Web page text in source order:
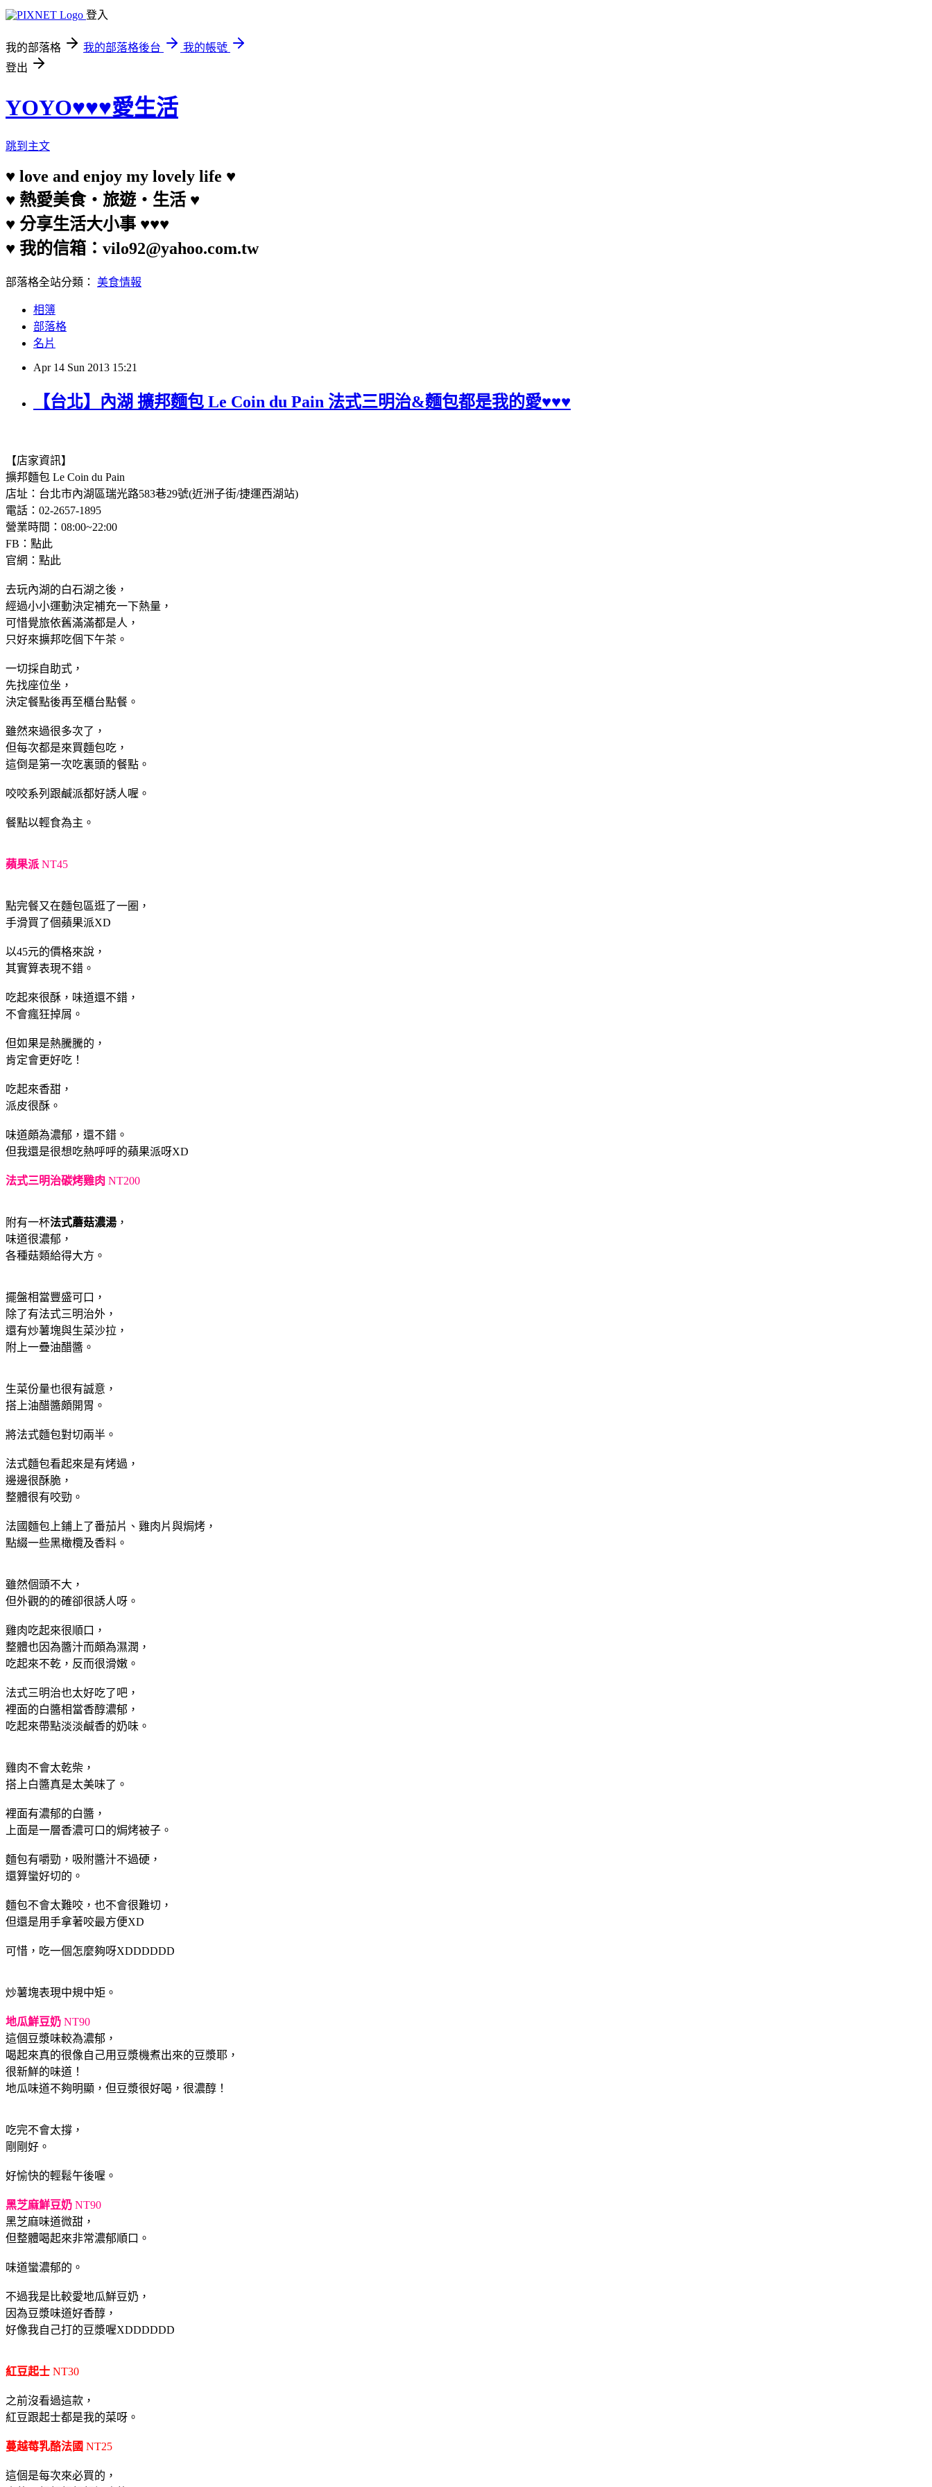
登入
我的部落格 我的部落格後台
我的帳號
登出
YOYO♥♥♥愛生活
跳到主文
♥ love and enjoy my lovely life ♥
♥ 熱愛美食‧旅遊‧生活 ♥
♥ 分享生活大小事 ♥♥♥
♥ 我的信箱：vilo92@yahoo.com.tw
部落格全站分類： 美食情報
相簿
部落格
名片
Apr 14 Sun 2013 15:21
【台北】內湖 擴邦麵包 Le Coin du Pain 法式三明治&麵包都是我的愛♥♥♥
【店家資訊】
擴邦麵包 Le Coin du Pain
店址： 台北市內湖區瑞光路583巷29號(近洲子街/捷運西湖站)
電話：02-2657-1895
營業時間：08:00~22:00
FB：點此
官網：點此
去玩內湖的白石湖之後，
經過小小運動決定補充一下熱量，
可惜覺旅依舊滿滿都是人，
只好來擴邦吃個下午茶。
一切採自助式，
先找座位坐，
決定餐點後再至櫃台點餐。
雖然來過很多次了，
但每次都是來買麵包吃，
這倒是第一次吃裏頭的餐點。
咬咬系列跟鹹派都好誘人喔。
餐點以輕食為主。
蘋果派 NT45
點完餐又在麵包區逛了一圈，
手滑買了個蘋果派XD
以45元的價格來說，
其實算表現不錯。
吃起來很酥，味道還不錯，
不會瘋狂掉屑。
但如果是熱騰騰的，
肯定會更好吃！
吃起來香甜，
派皮很酥。
味道頗為濃郁，還不錯。
但我還是很想吃熱呼呼的蘋果派呀XD
法式三明治碳烤雞肉 NT200
附有一杯法式蘑菇濃湯 ，
味道很濃郁，
各種菇類給得大方。
擺盤相當豐盛可口，
除了有法式三明治外，
還有炒薯塊與生菜沙拉，
附上一疊油醋醬。
生菜份量也很有誠意，
搭上油醋醬頗開胃。
將法式麵包對切兩半。
法式麵包看起來是有烤過，
邊邊很酥脆，
整體很有咬勁。
法國麵包上鋪上了番茄片、雞肉片與焗烤，
點綴一些黑橄欖及香料。
雖然個頭不大，
但外觀的的確卻很誘人呀。
雞肉吃起來很順口，
整體也因為醬汁而頗為濕潤，
吃起來不乾，反而很滑嫩。
法式三明治也太好吃了吧，
裡面的白醬相當香醇濃郁，
吃起來帶點淡淡鹹香的奶味。
雞肉不會太乾柴，
搭上白醬真是太美味了。
裡面有濃郁的白醬，
上面是一層香濃可口的焗烤被子。
麵包有嚼勁，吸附醬汁不過硬，
還算蠻好切的。
麵包不會太難咬，也不會很難切，
但還是用手拿著咬最方便XD
可惜，吃一個怎麼夠呀XDDDDDD
炒薯塊表現中規中矩。
地瓜鮮豆奶 NT90
這個豆漿味較為濃郁，
喝起來真的很像自己用豆漿機煮出來的豆漿耶，
很新鮮的味道！
地瓜味道不夠明顯，但豆漿很好喝，很濃醇！
吃完不會太撐，
剛剛好。
好愉快的輕鬆午後喔。
黑芝麻鮮豆奶 NT90
黑芝麻味道微甜，
但整體喝起來非常濃郁順口。
味道蠻濃郁的。
不過我是比較愛地瓜鮮豆奶，
因為豆漿味道好香醇，
好像我自己打的豆漿喔XDDDDDD
紅豆起士 NT30
之前沒看過這款，
紅豆跟起士都是我的菜呀。
蔓越莓乳酪法國 NT25
這個是每次來必買的，